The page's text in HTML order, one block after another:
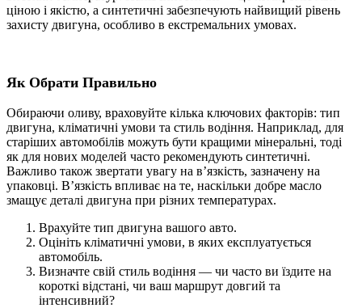
ціною і якістю, а синтетичні забезпечують найвищий рівень
захисту двигуна, особливо в екстремальних умовах.
Як Обрати Правильно
Обираючи оливу, враховуйте кілька ключових факторів: тип
двигуна, кліматичні умови та стиль водіння. Наприклад, для
старіших автомобілів можуть бути кращими мінеральні, тоді
як для нових моделей часто рекомендують синтетичні.
Важливо також звертати увагу на в’язкість, зазначену на
упаковці. В’язкість впливає на те, наскільки добре масло
змащує деталі двигуна при різних температурах.
Врахуйте тип двигуна вашого авто.
Оцініть кліматичні умови, в яких експлуатується
автомобіль.
Визначте свій стиль водіння — чи часто ви їздите на
короткі відстані, чи ваш маршрут довгий та
інтенсивний?